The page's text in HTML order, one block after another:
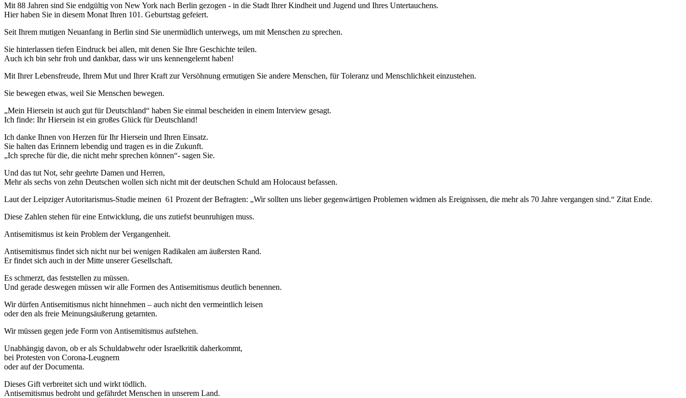
Mit 88 Jahren sind Sie endgültig von New York nach Berlin gezogen - in die Stadt Ihrer Kindheit und Jugend und Ihres Untertauchens.
Hier haben Sie in diesem Monat Ihren 101. Geburtstag gefeiert.
Seit Ihrem mutigen Neuanfang in Berlin sind Sie unermüdlich unterwegs, um mit Menschen zu sprechen.
Sie hinterlassen tiefen Eindruck bei allen, mit denen Sie Ihre Geschichte teilen.
Auch ich bin sehr froh und dankbar, dass wir uns kennengelernt haben!
Mit Ihrer Lebensfreude, Ihrem Mut und Ihrer Kraft zur Versöhnung ermutigen Sie andere Menschen, für Toleranz und Menschlichkeit einzustehen.
Sie bewegen etwas, weil Sie Menschen bewegen.
„Mein Hiersein ist auch gut für Deutschland“ haben Sie einmal bescheiden in einem Interview gesagt.
Ich finde: Ihr Hiersein ist ein großes Glück für Deutschland!
Ich danke Ihnen von Herzen für Ihr Hiersein und Ihren Einsatz.
Sie halten das Erinnern lebendig und tragen es in die Zukunft.
„Ich spreche für die, die nicht mehr sprechen können“- sagen Sie.
Und das tut Not, sehr geehrte Damen und Herren,
Mehr als sechs von zehn Deutschen wollen sich nicht mit der deutschen Schuld am Holocaust befassen.
Laut der Leipziger Autoritarismus-Studie meinen 61 Prozent der Befragten: „Wir sollten uns lieber gegenwärtigen Problemen widmen als Ereignissen, die mehr als 70 Jahre vergangen sind.“ Zitat Ende.
Diese Zahlen stehen für eine Entwicklung, die uns zutiefst beunruhigen muss.
Antisemitismus ist kein Problem der Vergangenheit.
Antisemitismus findet sich nicht nur bei wenigen Radikalen am äußersten Rand.
Er findet sich auch in der Mitte unserer Gesellschaft.
Es schmerzt, das feststellen zu müssen.
Und gerade deswegen müssen wir alle Formen des Antisemitismus deutlich benennen.
Wir dürfen Antisemitismus nicht hinnehmen – auch nicht den vermeintlich leisen
oder den als freie Meinungsäußerung getarnten.
Wir müssen gegen jede Form von Antisemitismus aufstehen.
Unabhängig davon, ob er als Schuldabwehr oder Israelkritik daherkommt,
bei Protesten von Corona-Leugnern
oder auf der Documenta.
Dieses Gift verbreitet sich und wirkt tödlich.
Antisemitismus bedroht und gefährdet Menschen in unserem Land.